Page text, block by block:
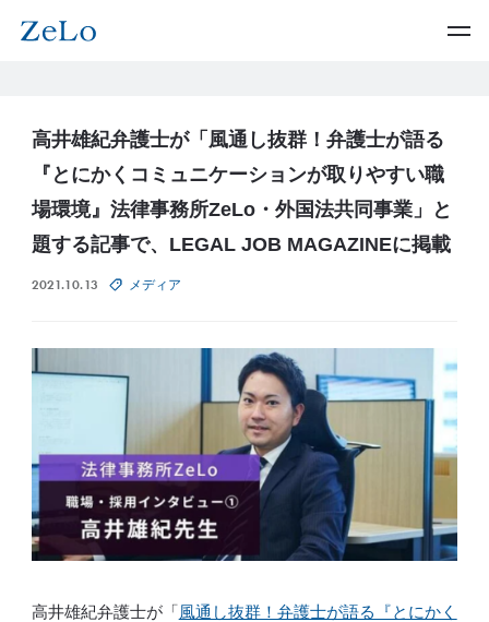
高井雄紀弁護士が「風通し抜群！弁護士が語る
『とにかくコミュニケーションが取りやすい職
場環境』法律事務所ZeLo・外国法共同事業」と
題する記事で、LEGAL JOB MAGAZINEに掲載
2021.10.13 メディア
高井雄紀弁護士が「風通し抜群！弁護士が語る『とにかく